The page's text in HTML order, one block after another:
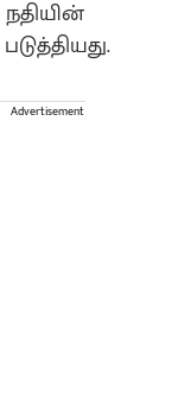
Advertisement